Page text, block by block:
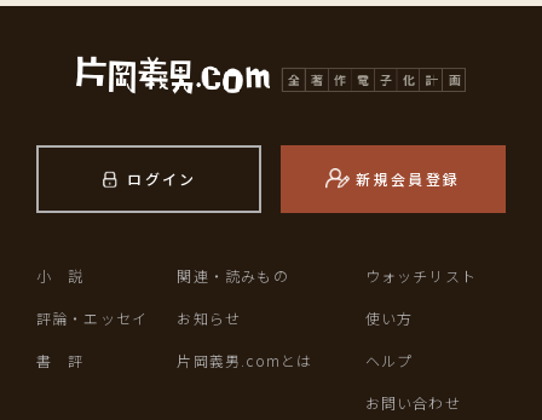
ログイン 新規会員登録
小 説
評論・エッセイ
書 評
関連・読みもの
お知らせ
片岡義男.comとは
ウォッチリスト
使い方
ヘルプ
お問い合わせ